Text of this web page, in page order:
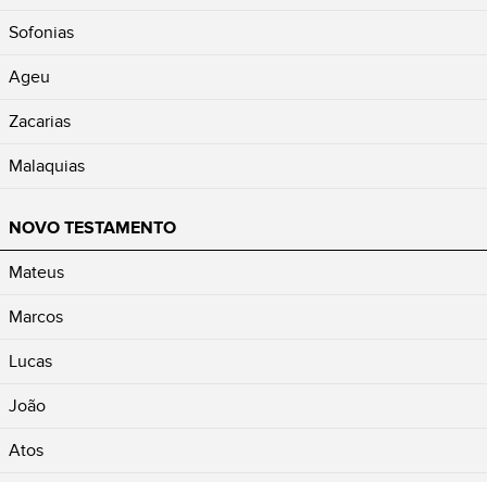
Sofonias
Ageu
Zacarias
Malaquias
NOVO TESTAMENTO
Mateus
Marcos
Lucas
João
Atos